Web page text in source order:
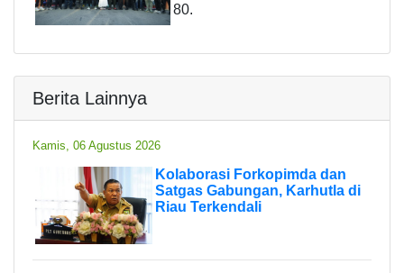
80.
Berita Lainnya
Kamis, 06 Agustus 2026
Kolaborasi Forkopimda dan
Satgas Gabungan, Karhutla di
Riau Terkendali